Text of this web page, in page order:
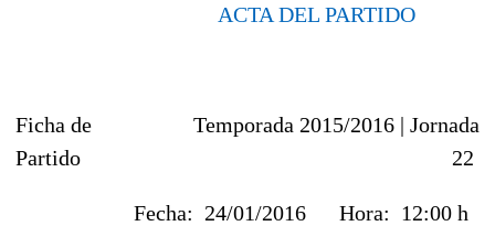
ACTA DEL PARTIDO
Ficha de
Partido
Temporada 2015/2016 | Jornada
22
Fecha: 24/01/2016 Hora: 12:00 h